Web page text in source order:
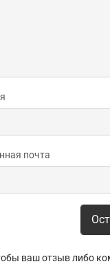
почта
ваш отзыв либо